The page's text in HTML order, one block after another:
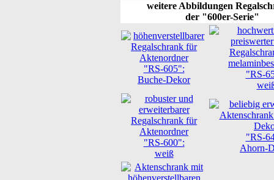
weitere Abbildungen
der "600er-Serie"
"RS-605":
Buche-Dekor
"RS-
"RS-600":
weiß
"RS-
Ahorn-